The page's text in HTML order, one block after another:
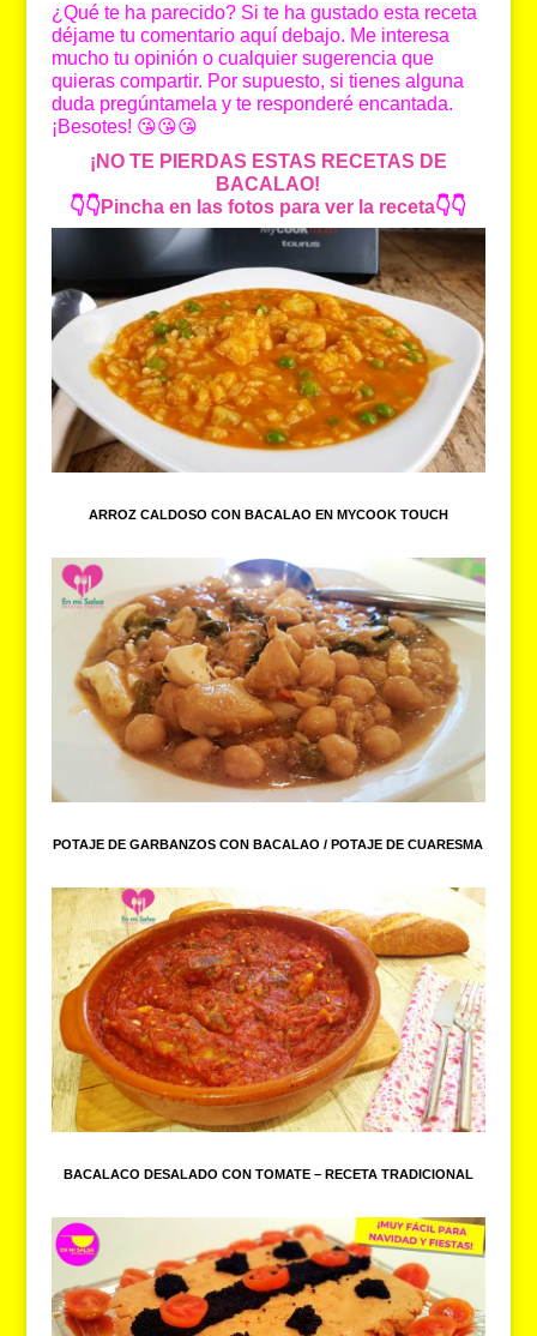
¿Qué te ha parecido? Si te ha gustado esta receta
déjame tu comentario aquí debajo. Me interesa
mucho tu opinión o cualquier sugerencia que
quieras compartir. Por supuesto, si tienes alguna
duda pregúntamela y te responderé encantada.
¡Besotes! 😘😘😘
¡NO TE PIERDAS ESTAS RECETAS DE
BACALAO!
👇👇Pincha en las fotos para ver la receta👇👇
ARROZ CALDOSO CON BACALAO EN MYCOOK TOUCH
POTAJE DE GARBANZOS CON BACALAO / POTAJE DE CUARESMA
BACALACO DESALADO CON TOMATE – RECETA TRADICIONAL